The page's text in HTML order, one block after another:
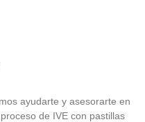
ayudarte y asesorarte en
de IVE con pastillas